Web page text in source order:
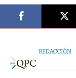
REDACCIÓN